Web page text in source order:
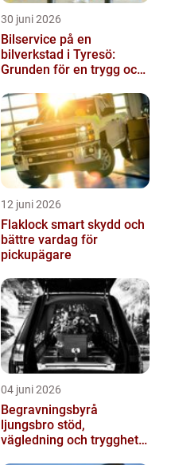
30 juni 2026
Bilservice på en
bilverkstad i Tyresö:
Grunden för en trygg och
12 juni 2026
Flaklock smart skydd och
bättre vardag för
pickupägare
04 juni 2026
Begravningsbyrå
ljungsbro stöd,
vägledning och trygghet